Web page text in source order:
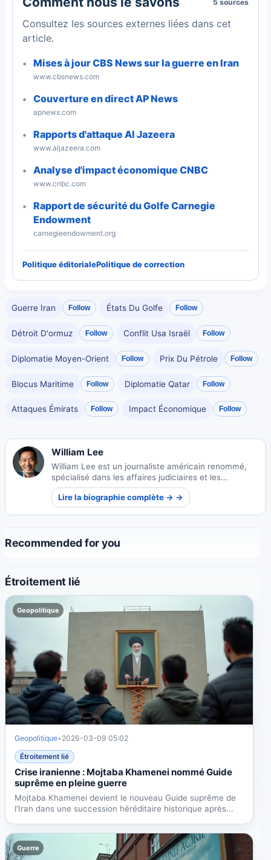
5 sources
Consultez les sources externes liées dans cet
article.
Mises à jour CBS News sur la guerre en Iran
www.cbsnews.com
Couverture en direct AP News
apnews.com
Rapports d'attaque Al Jazeera
www.aljazeera.com
Analyse d'impact économique CNBC
www.cnbc.com
Rapport de sécurité du Golfe Carnegie
Endowment
carnegieendowment.org
Politique éditorialePolitique de correction
Guerre Iran Follow États Du Golfe Follow
Détroit D'ormuz Follow Conflit Usa Israël Follow
Diplomatie Moyen-Orient Follow Prix Du Pétrole Follow
Blocus Maritime Follow Diplomatie Qatar Follow
Attaques Émirats Follow Impact Économique Follow
William Lee
William Lee est un journaliste américain renommé,
spécialisé dans les affaires judiciaires et les
reportages juridiques. Son travail offre des
perspectives cruciales sur le système judiciaire.
Lire la biographie complète → →
Recommended for you
Étroitement lié
Geopolitique
Geopolitique• 2026-03-09 05:02
Étroitement lié
Crise iranienne : Mojtaba Khamenei nommé Guide
suprême en pleine guerre
Mojtaba Khamenei devient le nouveau Guide suprême de
l'Iran dans une succession héréditaire historique après...
Guerre